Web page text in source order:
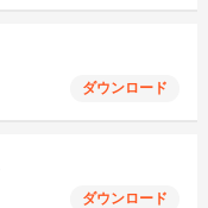
ダウンロード
ダウンロード